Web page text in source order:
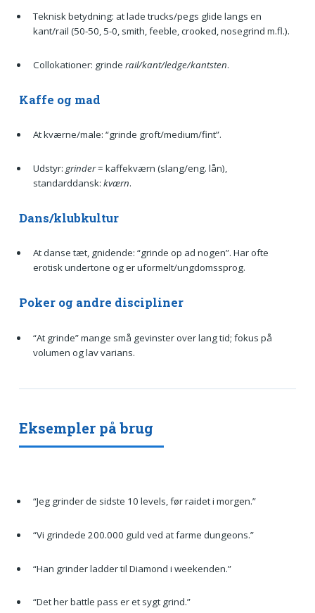
Teknisk betydning: at lade trucks/pegs glide langs en
kant/rail (50-50, 5-0, smith, feeble, crooked, nosegrind m.fl.).
Collokationer: grinde rail/kant/ledge/kantsten.
Kaffe og mad
At kværne/male: “grinde groft/medium/fint”.
Udstyr: grinder= kaffekværn (slang/eng. lån),
standarddansk: kværn.
Dans/klubkultur
At danse tæt, gnidende: “grinde op ad nogen”. Har ofte
erotisk undertone og er uformelt/ungdomssprog.
Poker og andre discipliner
“At grinde” mange små gevinster over lang tid; fokus på
volumen og lav varians.
Eksempler på brug
“Jeg grinder de sidste 10 levels, før raidet i morgen.”
“Vi grindede 200.000 guld ved at farme dungeons.”
“Han grinder ladder til Diamond i weekenden.”
“Det her battle pass er et sygt grind.”